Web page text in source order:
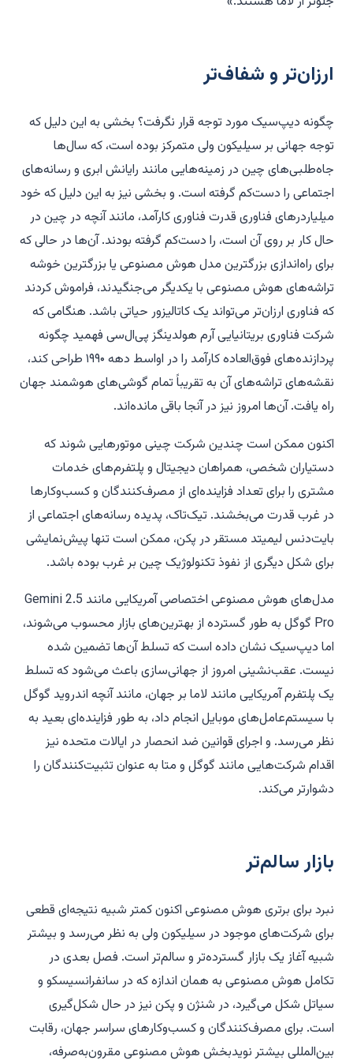
ارزان‌تر و شفاف‌تر
چگونه دیپ‌سیک مورد توجه قرار نگرفت؟ بخشی به این دلیل که
توجه جهانی بر سیلیکون ولی متمرکز بوده است، که سال‌ها
جاه‌طلبی‌های چین در زمینه‌هایی مانند رایانش ابری و رسانه‌های
اجتماعی را دست‌کم گرفته است. و بخشی نیز به این دلیل که خود
میلیاردرهای فناوری قدرت فناوری کارآمد، مانند آنچه در چین در
حال کار بر روی آن است، را دست‌کم گرفته بودند. آن‌ها در حالی که
برای راه‌اندازی بزرگترین مدل هوش مصنوعی یا بزرگترین خوشه
تراشه‌های هوش مصنوعی با یکدیگر می‌جنگیدند، فراموش کردند
که فناوری ارزان‌تر می‌تواند یک کاتالیزور حیاتی باشد. هنگامی که
شرکت فناوری بریتانیایی آرم هولدینگز پی‌ال‌سی فهمید چگونه
پردازنده‌های فوق‌العاده کارآمد را در اواسط دهه ۱۹۹۰ طراحی کند،
نقشه‌های تراشه‌های آن به تقریباً تمام گوشی‌های هوشمند جهان
راه یافت. آن‌ها امروز نیز در آنجا باقی مانده‌اند.
اکنون ممکن است چندین شرکت چینی موتورهایی شوند که
دستیاران شخصی، همراهان دیجیتال و پلتفرم‌های خدمات
مشتری را برای تعداد فزاینده‌ای از مصرف‌کنندگان و کسب‌وکارها
در غرب قدرت می‌بخشند. تیک‌تاک، پدیده رسانه‌های اجتماعی از
بایت‌دنس لیمیتد مستقر در پکن، ممکن است تنها پیش‌نمایشی
برای شکل دیگری از نفوذ تکنولوژیک چین بر غرب بوده باشد.
مدل‌های هوش مصنوعی اختصاصی آمریکایی مانند Gemini 2.5
Pro گوگل به طور گسترده از بهترین‌های بازار محسوب می‌شوند،
اما دیپ‌سیک نشان داده است که تسلط آن‌ها تضمین شده
نیست. عقب‌نشینی امروز از جهانی‌سازی باعث می‌شود که تسلط
یک پلتفرم آمریکایی مانند لاما بر جهان، مانند آنچه اندروید گوگل
با سیستم‌عامل‌های موبایل انجام داد، به طور فزاینده‌ای بعید به
نظر می‌رسد. و اجرای قوانین ضد انحصار در ایالات متحده نیز
اقدام شرکت‌هایی مانند گوگل و متا به عنوان تثبیت‌کنندگان را
دشوارتر می‌کند.
بازار سالم‌تر
نبرد برای برتری هوش مصنوعی اکنون کمتر شبیه نتیجه‌ای قطعی
برای شرکت‌های موجود در سیلیکون ولی به نظر می‌رسد و بیشتر
شبیه آغاز یک بازار گسترده‌تر و سالم‌تر است. فصل بعدی در
تکامل هوش مصنوعی به همان اندازه که در سانفرانسیسکو و
سیاتل شکل می‌گیرد، در شنژن و پکن نیز در حال شکل‌گیری
است. برای مصرف‌کنندگان و کسب‌وکارهای سراسر جهان، رقابت
بین‌المللی بیشتر نویدبخش هوش مصنوعی مقرون‌به‌صرفه،